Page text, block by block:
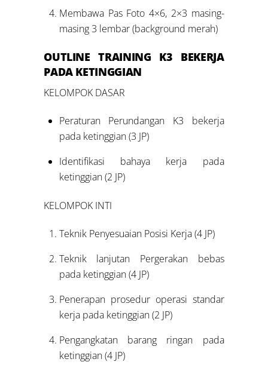
Membawa Pas Foto 4×6, 2×3 masing-
masing 3 lembar (background merah)
OUTLINETRAINING K3 BEKERJA
PADA KETINGGIAN
KELOMPOK DASAR
Peraturan Perundangan K3 bekerja
pada ketinggian (3 JP)
Identifikasi bahaya kerja pada
ketinggian (2 JP)
KELOMPOK INTI
Teknik Penyesuaian Posisi Kerja (4 JP)
Teknik lanjutan Pergerakan bebas
pada ketinggian (4 JP)
Penerapan prosedur operasi standar
kerja pada ketinggian (2 JP)
Pengangkatan barang ringan pada
ketinggian (4 JP)